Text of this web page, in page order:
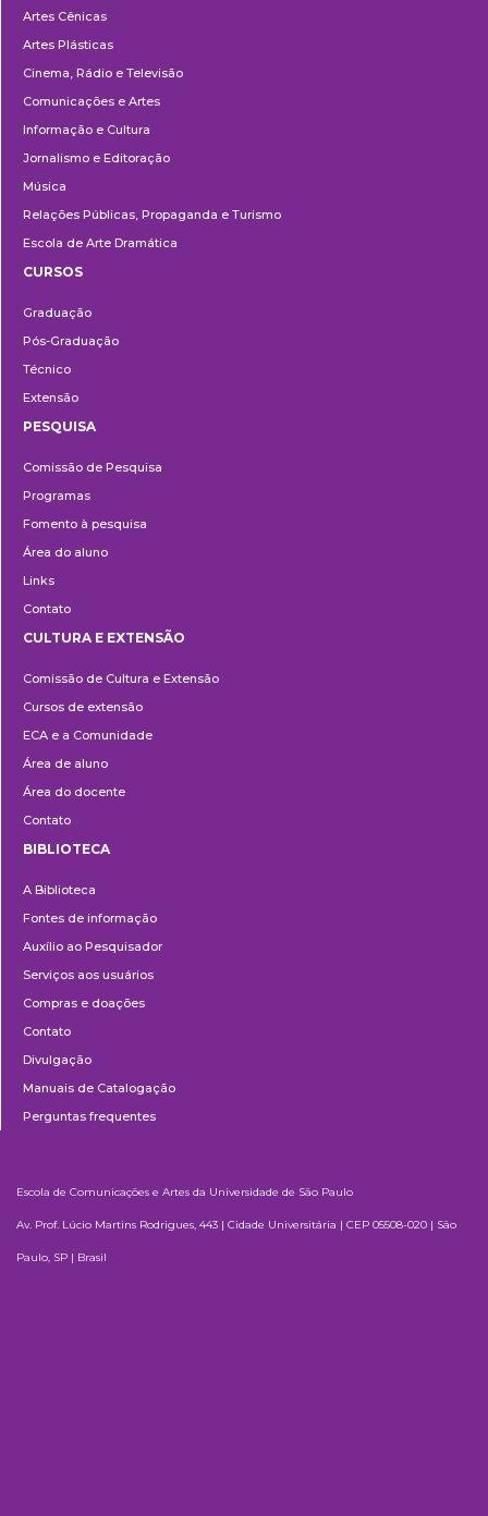
Artes Cênicas
Artes Plásticas
Cinema, Rádio e Televisão
Comunicações e Artes
Informação e Cultura
Jornalismo e Editoração
Música
Relações Públicas, Propaganda e Turismo
Escola de Arte Dramática
CURSOS
Graduação
Pós-Graduação
Técnico
Extensão
PESQUISA
Comissão de Pesquisa
Programas
Fomento à pesquisa
Área do aluno
Links
Contato
e
Extensão
CULTURA E EXTENSÃO
Comissão de Cultura e Extensão
Cursos de extensão
ECA e a Comunidade
Área de aluno
Área do docente
Contato
BIBLIOTECA
A Biblioteca
Fontes de informação
Auxílio ao Pesquisador
Serviços aos usuários
Compras e doações
Contato
Divulgação
Manuais de Catalogação
Perguntas frequentes
Escola de Comunicações e Artes da Universidade de São Paulo
Av. Prof. Lúcio Martins Rodrigues, 443 | Cidade Universitária | CEP 05508-020 | São
Paulo, SP | Brasil